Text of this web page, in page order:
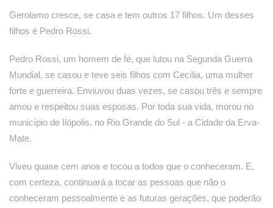
Gerolamo cresce, se casa e tem outros 17 filhos. Um desses
filhos é Pedro Rossi.
Pedro Rossi, um homem de fé, que lutou na Segunda Guerra
Mundial, se casou e teve seis filhos com Cecília, uma mulher
forte e guerreira. Enviuvou duas vezes, se casou três e sempre
amou e respeitou suas esposas. Por toda sua vida, morou no
município de Ilópolis, no Rio Grande do Sul - a Cidade da Erva-
Mate.
Viveu quase cem anos e tocou a todos que o conheceram. E,
com certeza, continuará a tocar as pessoas que não o
conheceram pessoalmente e as futuras gerações, que poderão